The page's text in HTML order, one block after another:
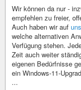
Wir können da nur -
empfehlen zu freier,
Auch haben wir auf
welche alternativen
Verfügung stehen.
Zeit auch weiter
eigenen Bedürfnisse
ein Windows-11-
...